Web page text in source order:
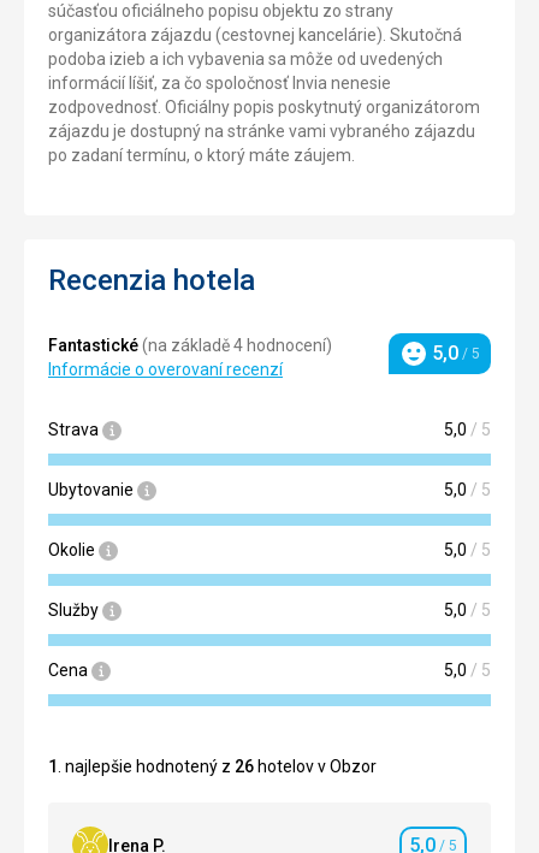
súčasťou oficiálneho popisu objektu zo strany
organizátora zájazdu (cestovnej kancelárie). Skutočná
podoba izieb a ich vybavenia sa môže od uvedených
informácií líšiť, za čo spoločnosť Invia nenesie
zodpovednosť. Oficiálny popis poskytnutý organizátorom
zájazdu je dostupný na stránke vami vybraného zájazdu
po zadaní termínu, o ktorý máte záujem.
Recenzia hotela
Fantastické(na základě 4 hodnocení)
Informácie o overovaní recenzí
Hodnotenie
5,0 / 5
Strava 5,0 / 5
Ubytovanie 5,0 / 5
Okolie 5,0 / 5
Služby 5,0 / 5
Cena 5,0 / 5
1. najlepšie hodnotený z 26 hotelov v Obzor
Irena P. 5,0 / 5